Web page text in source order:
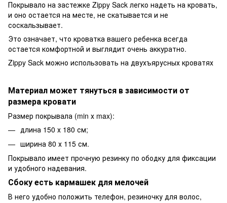
Покрывало на застежке Zippy Sack легко надеть на кровать,
и оно остается на месте, не скатывается и не
соскальзывает.
Это означает, что кроватка вашего ребенка всегда
остается комфортной и выглядит очень аккуратно.
Zippy Sack можно использовать на двухъярусных кроватях
Материал может тянуться в зависимости от
размера кровати
Размер покрывала (min х max):
длина 150 х 180 см;
ширина 80 х 115 см.
Покрывало имеет прочную резинку по ободку для фиксации
и удобного надевания.
Сбоку есть кармашек для мелочей
В него удобно положить телефон, резиночку для волос,